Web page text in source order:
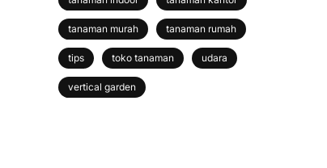
tanaman murah tanaman rumah
tips toko tanaman udara
vertical garden